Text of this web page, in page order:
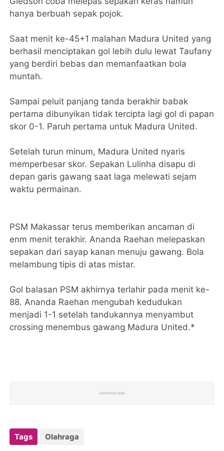
hanya berbuah sepak pojok.
Saat menit ke-45+1 malahan Madura United yang
berhasil menciptakan gol lebih dulu lewat Taufany
yang berdiri bebas dan memanfaatkan bola
muntah.
Sampai peluit panjang tanda berakhir babak
pertama dibunyikan tidak tercipta lagi gol di papan
skor 0-1. Paruh pertama untuk Madura United.
Setelah turun minum, Madura United nyaris
memperbesar skor. Sepakan Lulinha disapu di
depan garis gawang saat laga melewati sejam
waktu permainan.
PSM Makassar terus memberikan ancaman di
enm menit terakhir. Ananda Raehan melepaskan
sepakan dari sayap kanan menuju gawang. Bola
melambung tipis di atas mistar.
Gol balasan PSM akhirnya terlahir pada menit ke-
88. Ananda Raehan mengubah kedudukan
menjadi 1-1 setelah tandukannya menyambut
crossing menembus gawang Madura United.*
Tags Olahraga